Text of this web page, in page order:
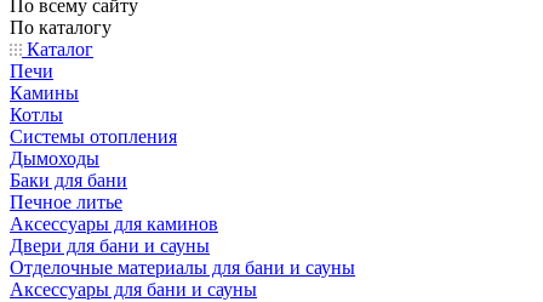
По всему сайту
По каталогу
Каталог
Печи
Камины
Котлы
Системы отопления
Дымоходы
Баки для бани
Печное литье
Аксессуары для каминов
Двери для бани и сауны
Отделочные материалы для бани и сауны
Аксессуары для бани и сауны